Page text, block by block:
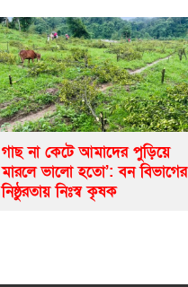
গাছ না কেটে আমাদের পুড়িয়ে
মারলে ভালো হতো’: বন বিভাগের
নিষ্ঠুরতায় নিঃস্ব কৃষক